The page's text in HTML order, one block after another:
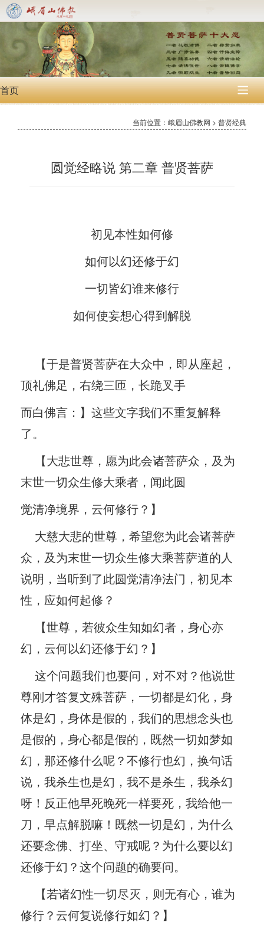
首页 
当前位置：峨眉山佛教网 > 普贤经典
圆觉经略说 第二章 普贤菩萨
初见本性如何修
如何以幻还修于幻
一切皆幻谁来修行
如何使妄想心得到解脱
【于是普贤菩萨在大众中，即从座起，
顶礼佛足，右绕三匝，长跪叉手
而白佛言：】这些文字我们不重复解释
了。
【大悲世尊，愿为此会诸菩萨众，及为
末世一切众生修大乘者，闻此圆
觉清净境界，云何修行？】
大慈大悲的世尊，希望您为此会诸菩萨
众，及为末世一切众生修大乘菩萨道的人
说明，当听到了此圆觉清净法门，初见本
性，应如何起修？
【世尊，若彼众生知如幻者，身心亦
幻，云何以幻还修于幻？】
这个问题我们也要问，对不对？他说世
尊刚才答复文殊菩萨，一切都是幻化，身
体是幻，身体是假的，我们的思想念头也
是假的，身心都是假的，既然一切如梦如
幻，那还修什么呢？不修行也幻，换句话
说，我杀生也是幻，我不是杀生，我杀幻
呀！反正他早死晚死一样要死，我给他一
刀，早点解脱嘛！既然一切是幻，为什么
还要念佛、打坐、守戒呢？为什么要以幻
还修于幻？这个问题的确要问。
【若诸幻性一切尽灭，则无有心，谁为
修行？云何复说修行如幻？】